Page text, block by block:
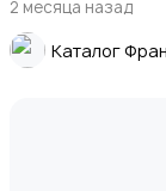
Экспортные
2 месяца назад
Каталог